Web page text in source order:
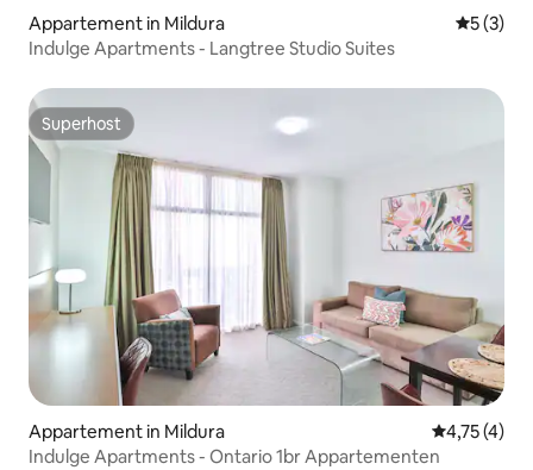
Appartement in Mildura
5 (3)
Indulge Apartments - Langtree Studio Suites
Superhost
Superhost
Appartement in Mildura
4,75 (4)
Indulge Apartments - Ontario 1br Appartementen